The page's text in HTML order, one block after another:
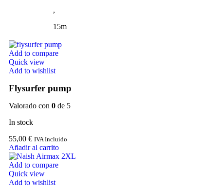
,
15m
Add to compare
Quick view
Add to wishlist
Flysurfer pump
Valorado con 0 de 5
In stock
55,00 € IVA Incluido
Añadir al carrito
Add to compare
Quick view
Add to wishlist